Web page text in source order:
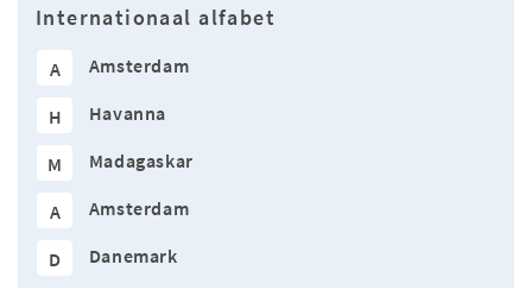
Internationaal alfabet
A Amsterdam
H Havanna
M Madagaskar
A Amsterdam
D Danemark